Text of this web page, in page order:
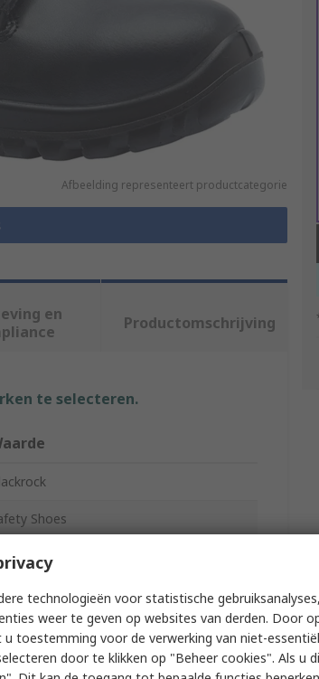
Afbeelding representeert productcategorie
en
Productomschrijving
te selecteren.
Shoes
technologieën voor statistische gebruiksanalyses,
weer te geven op websites van derden. Door
toestemming voor de verwerking van niet-
door te klikken op "Beheer cookies". Als u